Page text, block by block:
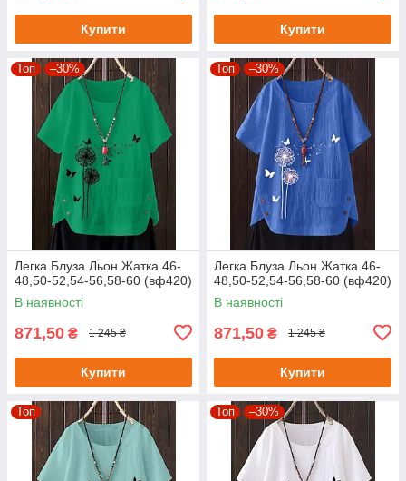
Купити Купити
Топ –30%
Легка Блуза Льон Жатка 46-
48,50-52,54-56,58-60 (вф420)
В наявності
871,50 ₴ 1 245 ₴
Купити
Топ –30%
Легка Блуза Льон Жатка 46-
48,50-52,54-56,58-60 (вф420)
В наявності
871,50 ₴ 1 245 ₴
Купити
Топ Топ –30%